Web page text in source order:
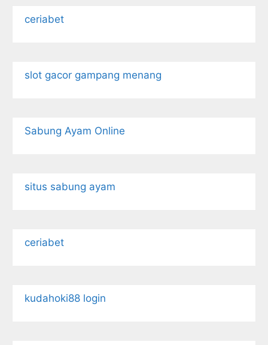
ceriabet
slot gacor gampang menang
Sabung Ayam Online
situs sabung ayam
ceriabet
kudahoki88 login